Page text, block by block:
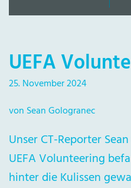
UEFA
25. November 2024
von Sean Gologranec
Unser CT-Reporter
UEFA Volunteering
hinter die Kulissen